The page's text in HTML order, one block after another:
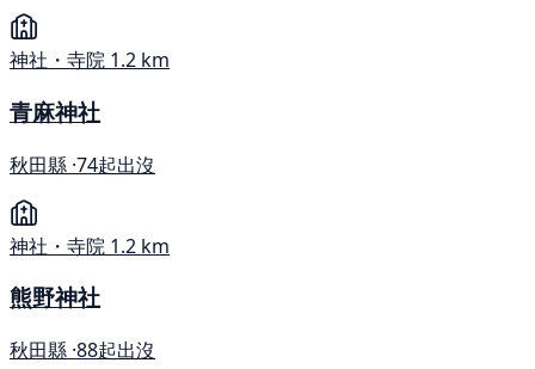
神社・寺院 1.2 km
青麻神社
秋田縣 ·74起出沒
神社・寺院 1.2 km
熊野神社
秋田縣 ·88起出沒